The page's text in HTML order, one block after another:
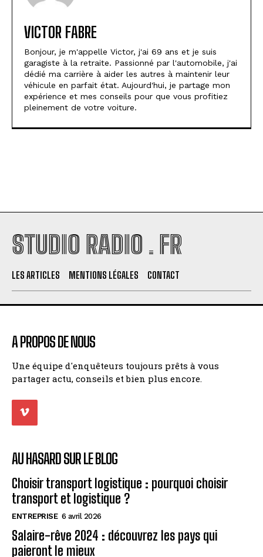
VICTOR FABRE
Bonjour, je m'appelle Victor, j'ai 69 ans et je suis
garagiste à la retraite. Passionné par l'automobile, j'ai
dédié ma carrière à aider les autres à maintenir leur
véhicule en parfait état. Aujourd'hui, je partage mon
expérience et mes conseils pour que vous profitiez
pleinement de votre voiture.
STUDIO RADIO . FR
LES ARTICLES MENTIONS LÉGALES CONTACT
A PROPOS DE NOUS
Une équipe d'enquêteurs toujours prêts à vous
partager actu, conseils et bien plus encore.
AU HASARD SUR LE BLOG
Choisir transport logistique : pourquoi choisir
transport et logistique ?
ENTREPRISE 6 avril 2026
Salaire-rêve 2024 : découvrez les pays qui
paieront le mieux